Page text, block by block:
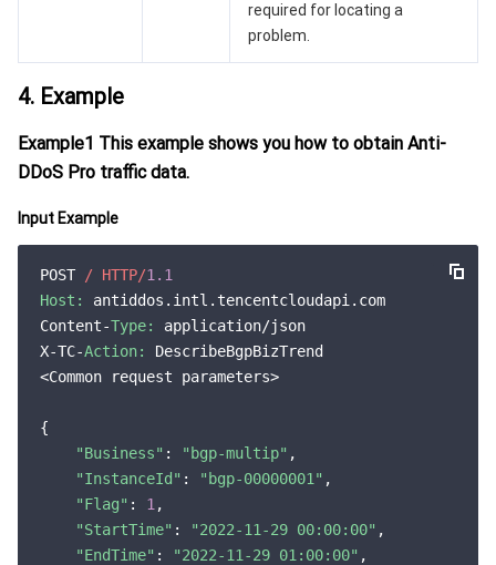
控制中心
身份识别平台
资源中心
事件总线
腾讯云健康看板
渠道合作伙伴
账号相关
认证信息
第三方
操作系统
TencentOS Server
required for locating a
problem.
4. Example
Example1 This example shows you how to obtain Anti-
DDoS Pro traffic data.
Input Example
POST / HTTP/1.1
Host:
antiddos.intl.tencentcloudapi.com
Content-Type:
application/json
X-TC-Action:
DescribeBgpBizTrend
<Common request parameters>
{
"Business" : "bgp-multip" ,
"InstanceId" : "bgp-00000001" ,
"Flag" : 1 ,
"StartTime" : "2022-11-29 00:00:00" ,
"EndTime" : "2022-11-29 01:00:00" ,